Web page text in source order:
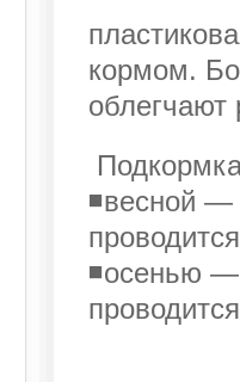
кормом.
облегчают
◾весной
◾осенью